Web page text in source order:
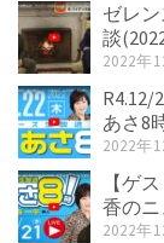
ゼレ
談
2022年
あさ8
2022年
【ゲ
香の
2022年